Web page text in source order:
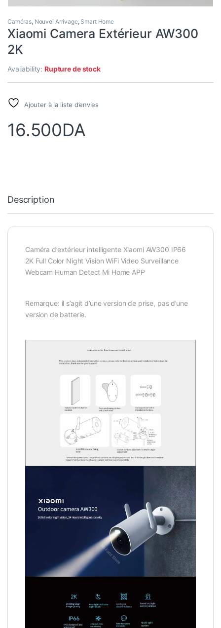
Caméras, Nouvel Arrivage, Smart Home
Xiaomi Camera Extérieur AW300
2K
Availability:Rupture de stock
Ajouter à la liste d’envies
16.500DA
Description
Caméra d’extérieur intelligente Xiaomi AW300 IP66
2K Full Color Night Vision WiFi Video Surveillance
Webcam Human Detect Mi Home APP
Remarque: il s’agit d’une version de prise, pas d’une
version de batterie.